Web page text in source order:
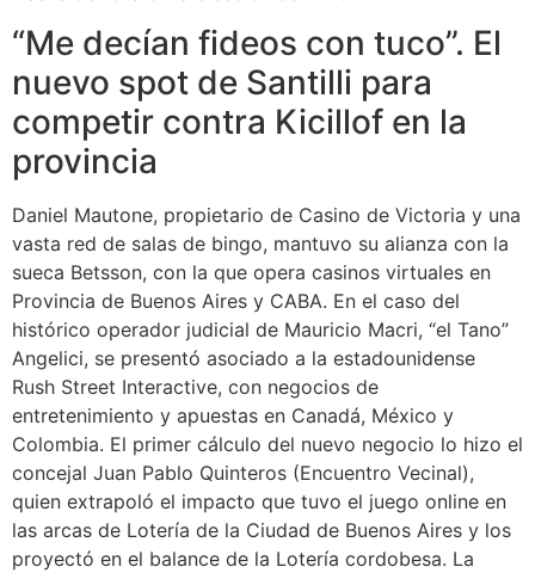
“Me decían fideos con tuco”. El
nuevo spot de Santilli para
competir contra Kicillof en la
provincia
Daniel Mautone, propietario de Casino de Victoria y una
vasta red de salas de bingo, mantuvo su alianza con la
sueca Betsson, con la que opera casinos virtuales en
Provincia de Buenos Aires y CABA. En el caso del
histórico operador judicial de Mauricio Macri, “el Tano”
Angelici, se presentó asociado a la estadounidense
Rush Street Interactive, con negocios de
entretenimiento y apuestas en Canadá, México y
Colombia. El primer cálculo del nuevo negocio lo hizo el
concejal Juan Pablo Quinteros (Encuentro Vecinal),
quien extrapoló el impacto que tuvo el juego online en
las arcas de Lotería de la Ciudad de Buenos Aires y los
proyectó en el balance de la Lotería cordobesa. La